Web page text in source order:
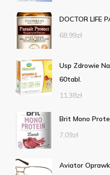
DOCTOR LIFE
68,99zł
Usp Zdrowie
60tabl.
11,38zł
Brit Mono
7,09zł
Aviator